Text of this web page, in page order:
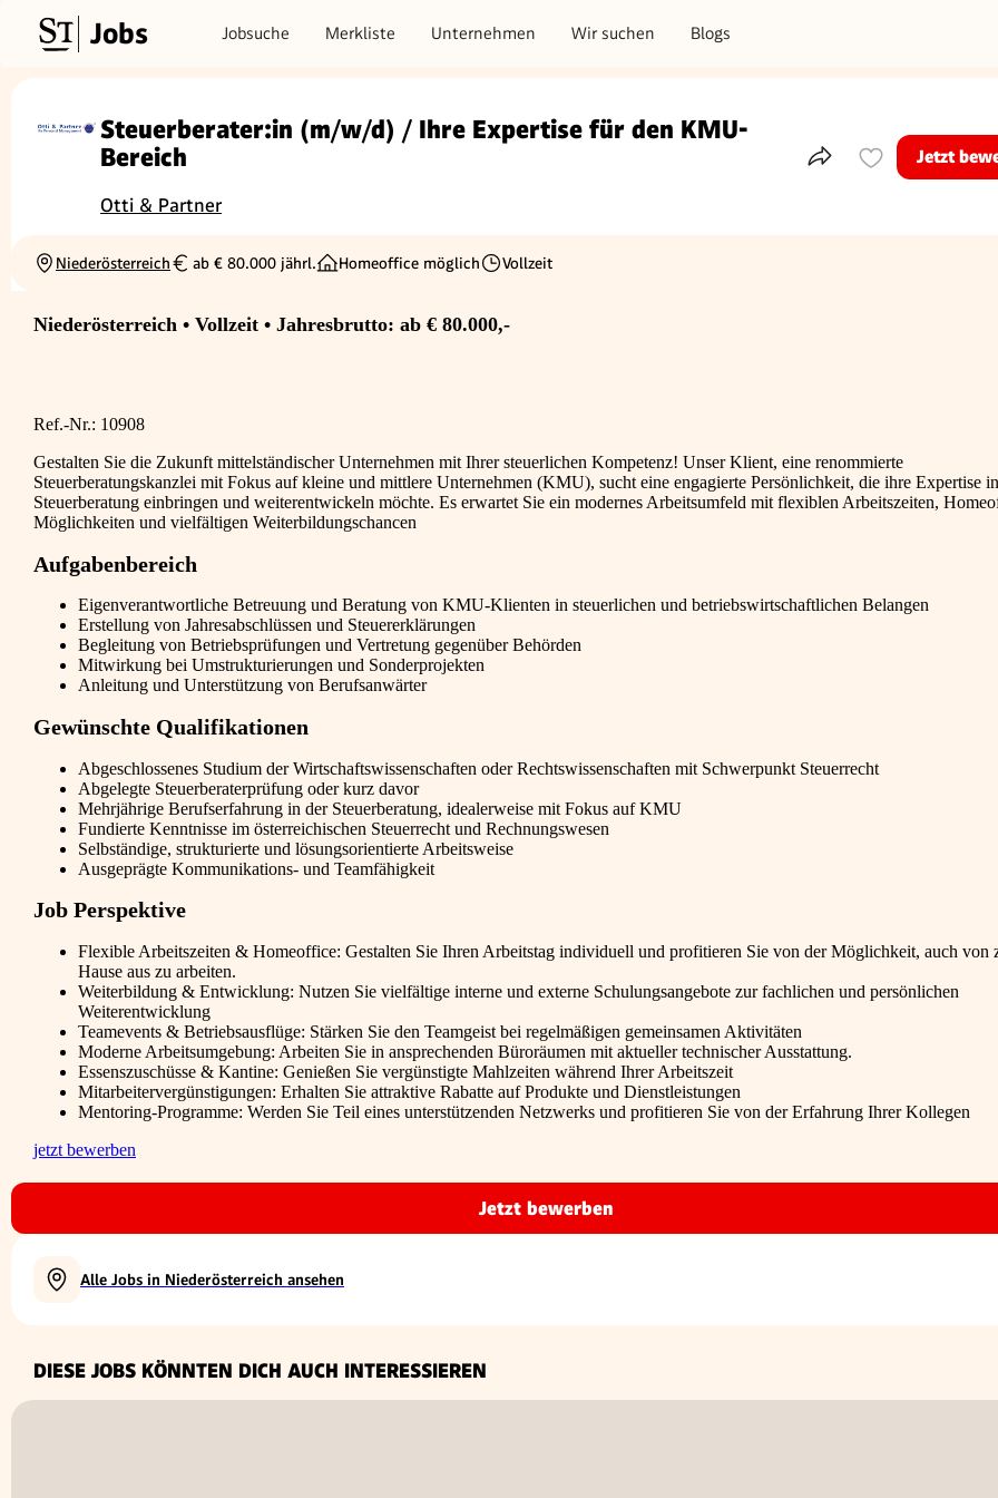
Jobs Jobsuche Merkliste Unternehmen Wir suchen Blogs
Steuerberater:in (m/w/d) / Ihre Expertise für den KMU-
Bereich
Otti & Partner
Teile dieses Inserat
Jetzt
Ortschaft
Niederösterreich
Gehalt
ab € 80.000 jährl. Homeoffice möglich
Beschäftigungsart
Vollzeit
Niederösterreich • Vollzeit • Jahresbrutto: ab € 80.000,-
Ref.-Nr.: 10908
Gestalten Sie die Zukunft mittelständischer Unternehmen mit Ihrer steuerlichen Kompetenz! Unser Klient, eine renommierte
Steuerberatungskanzlei mit Fokus auf kleine und mittlere Unternehmen (KMU), sucht eine engagierte Persönlichkeit, die ihre Expertise
Steuerberatung einbringen und weiterentwickeln möchte. Es erwartet Sie ein modernes Arbeitsumfeld mit flexiblen Arbeitszeiten,
Möglichkeiten und vielfältigen Weiterbildungschancen
Aufgabenbereich
Eigenverantwortliche Betreuung und Beratung von KMU-Klienten in steuerlichen und betriebswirtschaftlichen Belangen
Erstellung von Jahresabschlüssen und Steuererklärungen
Begleitung von Betriebsprüfungen und Vertretung gegenüber Behörden
Mitwirkung bei Umstrukturierungen und Sonderprojekten
Anleitung und Unterstützung von Berufsanwärter
Gewünschte Qualifikationen
Abgeschlossenes Studium der Wirtschaftswissenschaften oder Rechtswissenschaften mit Schwerpunkt Steuerrecht
Abgelegte Steuerberaterprüfung oder kurz davor
Mehrjährige Berufserfahrung in der Steuerberatung, idealerweise mit Fokus auf KMU
Fundierte Kenntnisse im österreichischen Steuerrecht und Rechnungswesen
Selbständige, strukturierte und lösungsorientierte Arbeitsweise
Ausgeprägte Kommunikations- und Teamfähigkeit
Job Perspektive
Flexible Arbeitszeiten & Homeoffice: Gestalten Sie Ihren Arbeitstag individuell und profitieren Sie von der Möglichkeit, auch von
Hause aus zu arbeiten.
Weiterbildung & Entwicklung: Nutzen Sie vielfältige interne und externe Schulungsangebote zur fachlichen und persönlichen
Weiterentwicklung
Teamevents & Betriebsausflüge: Stärken Sie den Teamgeist bei regelmäßigen gemeinsamen Aktivitäten
Moderne Arbeitsumgebung: Arbeiten Sie in ansprechenden Büroräumen mit aktueller technischer Ausstattung.
Essenszuschüsse & Kantine: Genießen Sie vergünstigte Mahlzeiten während Ihrer Arbeitszeit
Mitarbeitervergünstigungen: Erhalten Sie attraktive Rabatte auf Produkte und Dienstleistungen
Mentoring-Programme: Werden Sie Teil eines unterstützenden Netzwerks und profitieren Sie von der Erfahrung Ihrer Kollegen
jetzt bewerben
Jetzt bewerben
Alle Jobs in Niederösterreich ansehen
DIESE JOBS KÖNNTEN DICH AUCH INTERESSIEREN